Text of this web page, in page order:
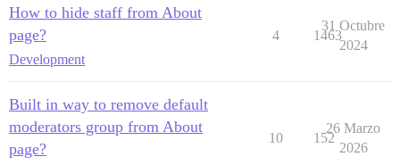
How to hide staff from About
page?
Development
4 1463
31 Octubre
2024
Built in way to remove default
moderators group from About
page?
10 152
26 Marzo
2026